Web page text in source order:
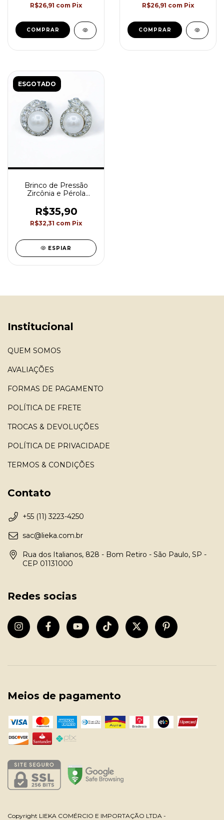
R$26,91 com Pix R$26,91 com Pix
ESGOTADO
Brinco de Pressão
Zircônia e Pérola
BC0784
R$35,90
R$32,31 com Pix
ESPIAR
Institucional
QUEM SOMOS
AVALIAÇÕES
FORMAS DE PAGAMENTO
POLÍTICA DE FRETE
TROCAS & DEVOLUÇÕES
POLÍTICA DE PRIVACIDADE
TERMOS & CONDIÇÕES
Contato
+55 (11) 3223-4250
sac@lieka.com.br
Rua dos Italianos, 828 - Bom Retiro - São Paulo, SP -
CEP 01131000
Redes socias
Meios de pagamento
Copyright LIEKA COMÉRCIO E IMPORTAÇÃO LTDA -